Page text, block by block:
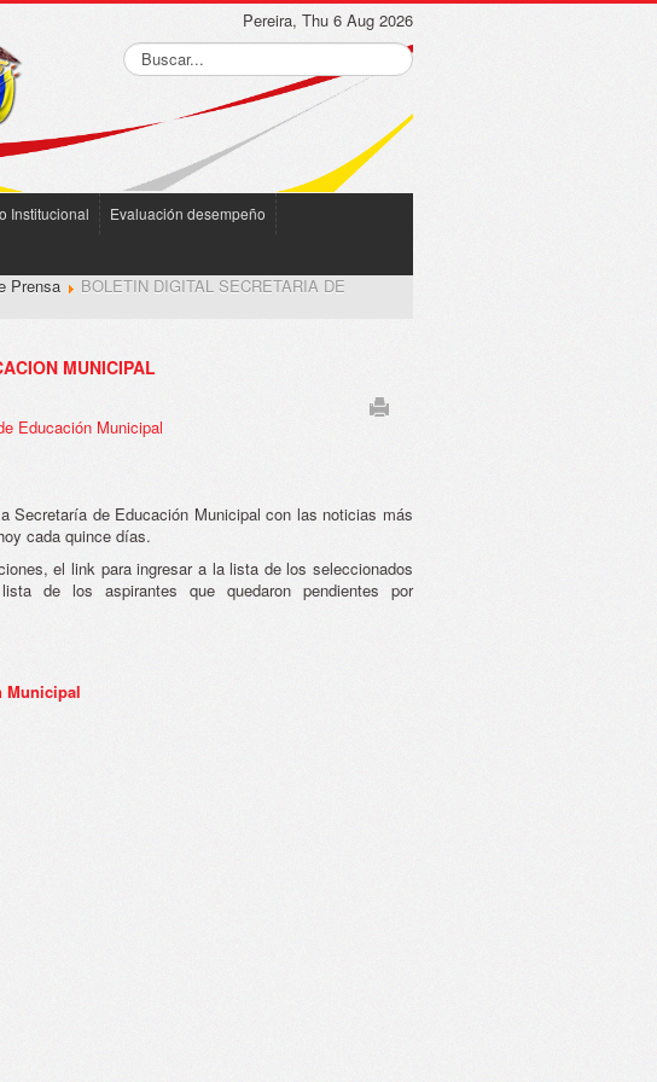
Pereira, Thu 6 Aug 2026
Institucional
Evaluación desempeño
Prensa
BOLETIN DIGITAL SECRETARIA DE
MUNICIPAL
Educación Municipal
Secretaría de Educación Municipal con las noticias más
cada quince días.
el link para ingresar a la lista de los seleccionados
de los aspirantes que quedaron pendientes por
Municipal